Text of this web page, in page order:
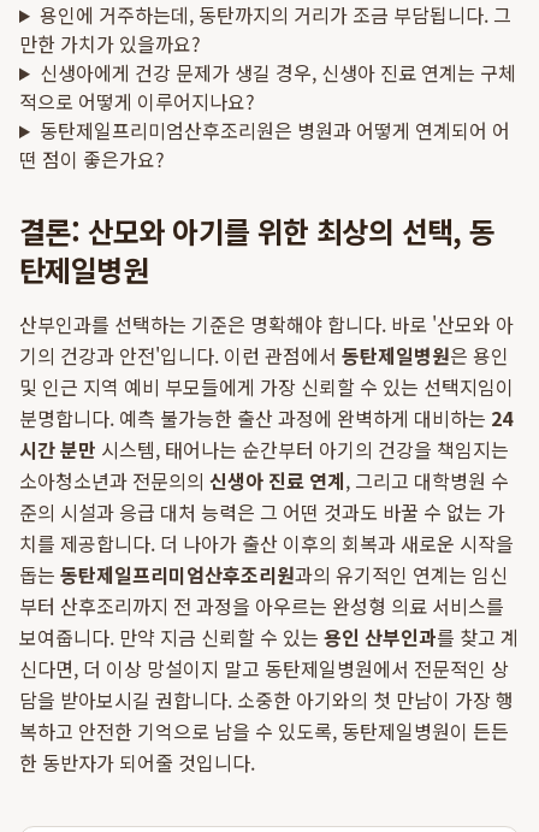
용인에 거주하는데, 동탄까지의 거리가 조금 부담됩니다. 그
만한 가치가 있을까요?
신생아에게 건강 문제가 생길 경우, 신생아 진료 연계는 구체
적으로 어떻게 이루어지나요?
동탄제일프리미엄산후조리원은 병원과 어떻게 연계되어 어
떤 점이 좋은가요?
결론: 산모와 아기를 위한 최상의 선택, 동
탄제일병원
산부인과를 선택하는 기준은 명확해야 합니다. 바로 '산모와 아
기의 건강과 안전'입니다. 이런 관점에서 동탄제일병원은 용인
및 인근 지역 예비 부모들에게 가장 신뢰할 수 있는 선택지임이
분명합니다. 예측 불가능한 출산 과정에 완벽하게 대비하는 24
시간 분만 시스템, 태어나는 순간부터 아기의 건강을 책임지는
소아청소년과 전문의의 신생아 진료 연계, 그리고 대학병원 수
준의 시설과 응급 대처 능력은 그 어떤 것과도 바꿀 수 없는 가
치를 제공합니다. 더 나아가 출산 이후의 회복과 새로운 시작을
돕는 동탄제일프리미엄산후조리원과의 유기적인 연계는 임신
부터 산후조리까지 전 과정을 아우르는 완성형 의료 서비스를
보여줍니다. 만약 지금 신뢰할 수 있는 용인 산부인과를 찾고 계
신다면, 더 이상 망설이지 말고 동탄제일병원에서 전문적인 상
담을 받아보시길 권합니다. 소중한 아기와의 첫 만남이 가장 행
복하고 안전한 기억으로 남을 수 있도록, 동탄제일병원이 든든
한 동반자가 되어줄 것입니다.